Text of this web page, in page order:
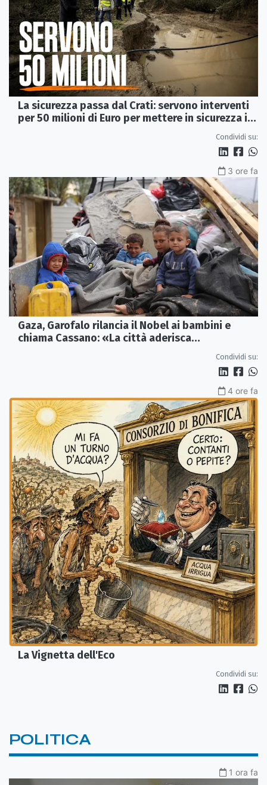
La sicurezza passa dal Crati: servono interventi
per 50 milioni di Euro per mettere in sicurezza i
Condividi su:
3 ore fa
Gaza, Garofalo rilancia il Nobel ai bambini e
chiama Cassano: «La città aderisca
Condividi su:
4 ore fa
La Vignetta dell'Eco
Condividi su:
POLITICA
1 ora fa